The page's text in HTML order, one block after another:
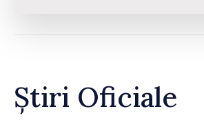
Știri Oficiale